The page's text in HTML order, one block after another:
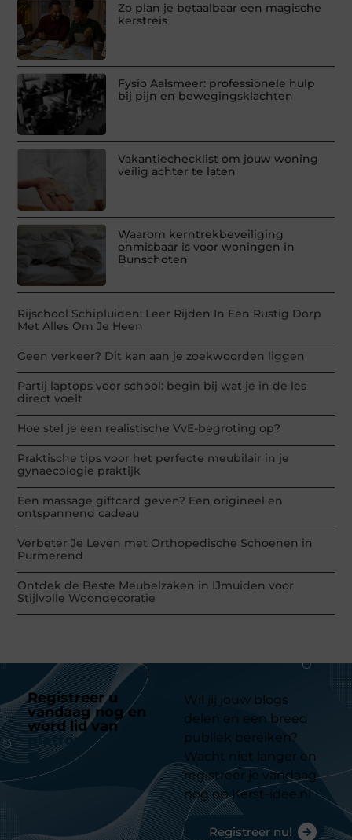
Zo plan je betaalbaar een magische
kerstreis
Fysio Aalsmeer: professionele hulp
bij pijn en bewegingsklachten
Vakantiechecklist om jouw woning
veilig achter te laten
Waarom kerntrekbeveiliging
onmisbaar is voor woningen in
Bunschoten
Rijschool Schipluiden: Leer Rijden In Een Rustig Dorp
Met Alles Om Je Heen
Geen verkeer? Dit kan aan je zoekwoorden liggen
Partij laptops voor school: begin bij wat je in de les
direct voelt
Hoe stel je een realistische VvE-begroting op?
Praktische tips voor het perfecte meubilair in je
gynaecologie praktijk
Een massage giftcard geven? Een origineel en
ontspannend cadeau
Verbeter Je Leven met Orthopedische Schoenen in
Purmerend
Ontdek de Beste Meubelzaken in IJmuiden voor
Stijlvolle Woondecoratie
Registreer u
vandaag nog en
word lid van
platform
Wil jij jouw blogs
delen en een breed
publiek bereiken?
Wacht niet langer en
registreer je vandaag
nog op Kerst-idee.nl
Registreer nu!